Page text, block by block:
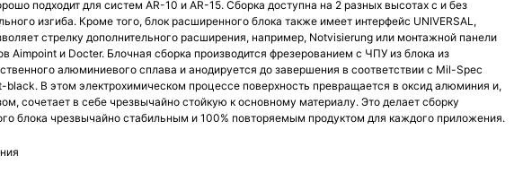
подходит для систем AR-10 и AR-15. Сборка доступна на 2 разных высотах с и без
изгиба. Кроме того, блок расширенного блока также имеет интерфейс UNIVERSAL,
стрелку дополнительного расширения, например, Notvisierung или монтажной панели
Aimpoint и Docter. Блочная сборка производится фрезерованием с ЧПУ из блока из
алюминиевого сплава и анодируется до завершения в соответствии с Mil-Spec
black. В этом электрохимическом процессе поверхность превращается в оксид алюминия и,
сочетает в себе чрезвычайно стойкую к основному материалу. Это делает сборку
блока чрезвычайно стабильным и 100% повторяемым продуктом для каждого приложения.